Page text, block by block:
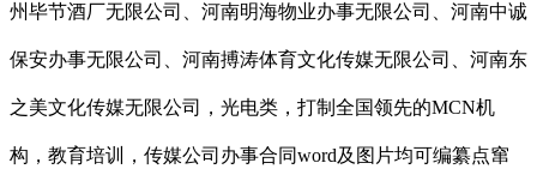
州毕节酒厂无限公司、河南明海物业办事无限公司、河南中诚
保安办事无限公司、河南搏涛体育文化传媒无限公司、河南东
之美文化传媒无限公司，光电类，打制全国领先的MCN机
构，教育培训，传媒公司办事合同word及图片均可编纂点窜